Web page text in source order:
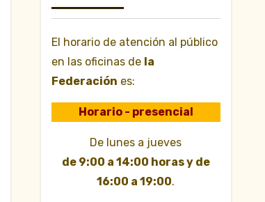
El horario de atención al público
en las oficinas de la
Federación es:
Horario - presencial
De lunes a jueves
de 9:00 a 14:00 horas y de
16:00 a 19:00.